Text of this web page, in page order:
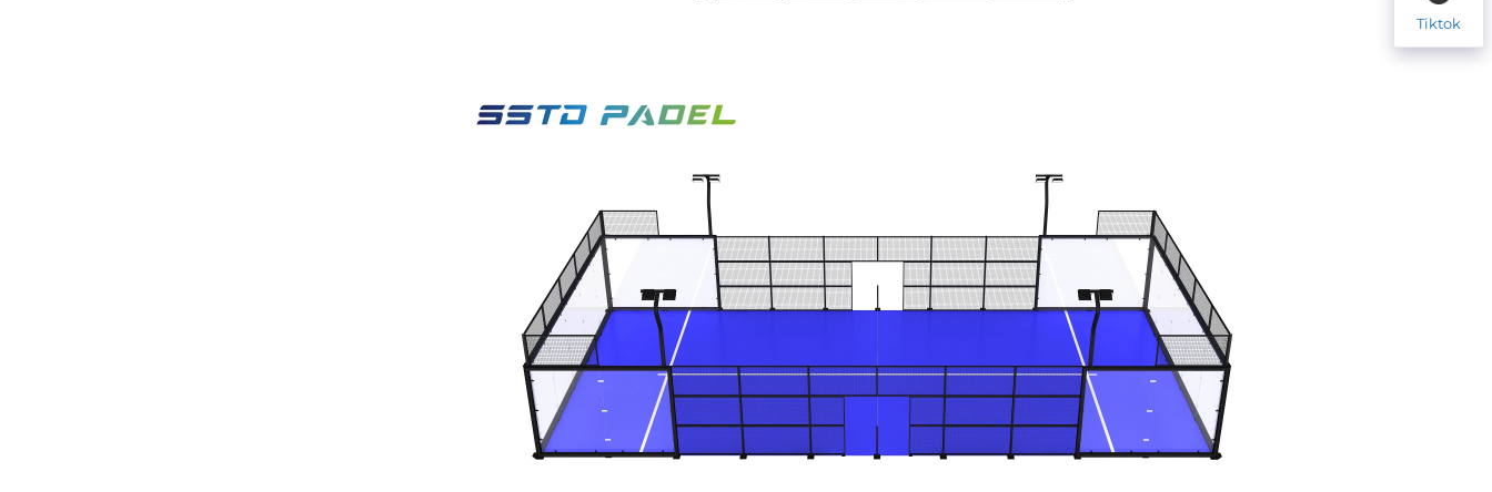
Tiktok